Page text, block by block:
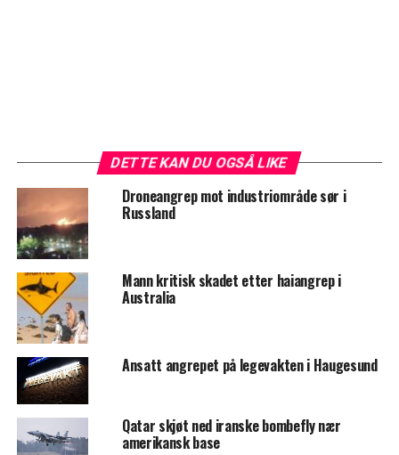
DETTE KAN DU OGSÅ LIKE
Droneangrep mot industriområde sør i
Russland
Mann kritisk skadet etter haiangrep i
Australia
Ansatt angrepet på legevakten i Haugesund
Qatar skjøt ned iranske bombefly nær
amerikansk base